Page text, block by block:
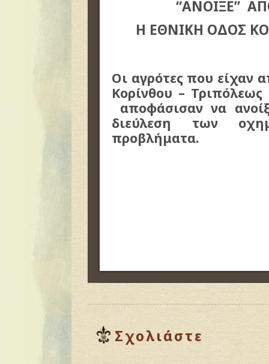
“ΑΝΟΙΞΕ”
Η ΕΘΝΙΚΗ ΟΔΟΣ
Οι αγρότες που είχαν
Κορίνθου –
αποφάσισαν να
διεύλεση των
προβλήματα.
Σχολιάστε